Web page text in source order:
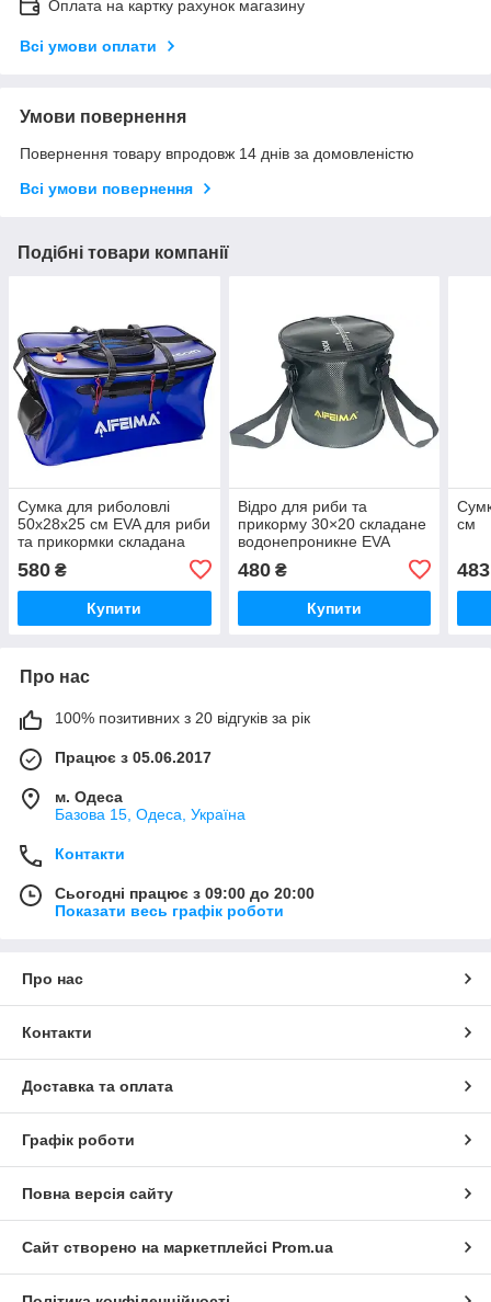
Оплата на картку рахунок магазину
Всі умови оплати
Умови повернення
Повернення товару впродовж 14 днів за домовленістю
Всі умови повернення
Подібні товари компанії
Сумка для риболовлі
50x28x25 см EVA для риби
та прикормки складана
клапаном
580 ₴
Купити
Відро для риби та
прикорму 30×20 складане
водонепроникне EVA
480₴
Купити
см
483
Про нас
100% позитивних з 20 відгуків за рік
Працює з 05.06.2017
м. Одеса
Базова 15, Одеса, Україна
Контакти
Сьогодні працює з 09:00 до 20:00
Показати весь графік роботи
Про нас
Контакти
Доставка та оплата
Графік роботи
Повна версія сайту
Сайт створено на маркетплейсі Prom.ua